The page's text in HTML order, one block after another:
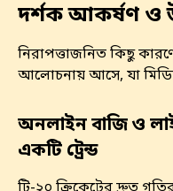
দর্শক আকর্ষণ ও
নিরাপত্তাজনিত কিছু কারণে
আলোচনায় আসে, যা
অনলাইন বাজি ও
একটি ট্রেন্ড